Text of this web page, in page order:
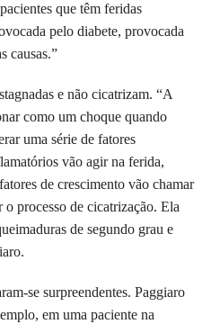
que têm feridas
pelo diabete, provocada
causas.”
e não cicatrizam. “A
como um choque quando
uma série de fatores
vão agir na ferida,
de crescimento vão chamar
processo de cicatrização. Ela
de segundo grau e
se surpreendentes. Paggiaro
em uma paciente na